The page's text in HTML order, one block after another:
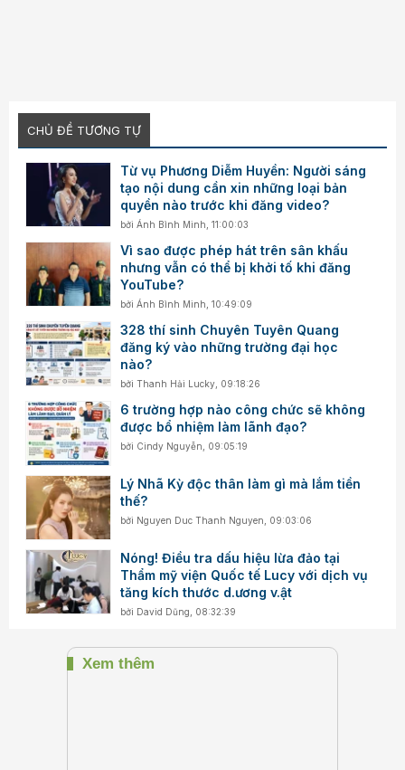
CHỦ ĐỀ TƯƠNG TỰ
Từ vụ Phương Diễm Huyền: Người sáng
tạo nội dung cần xin những loại bản
quyền nào trước khi đăng video?
bởiÁnh Bình Minh ,11:00:03
Vì sao được phép hát trên sân khấu
nhưng vẫn có thể bị khởi tố khi đăng
YouTube?
bởiÁnh Bình Minh ,10:49:09
328 thí sinh Chuyên Tuyên Quang
đăng ký vào những trường đại học
nào?
bởiThanh Hải Lucky 09:18:26
6 trường hợp nào công chức sẽ không
được bổ nhiệm làm lãnh đạo?
bởi Cindy Nguyễn 09:05:19
Lý Nhã Kỳ độc thân làm gì mà lắm tiền
thế?
bởi Nguyen Duc Thanh Nguyen 09:03:06
Nóng! Điều tra dấu hiệu lừa đảo tại
Thẩm mỹ viện Quốc tế Lucy với dịch vụ
tăng kích thước d.ương v.ật
bởi David Dũng 08:32:39